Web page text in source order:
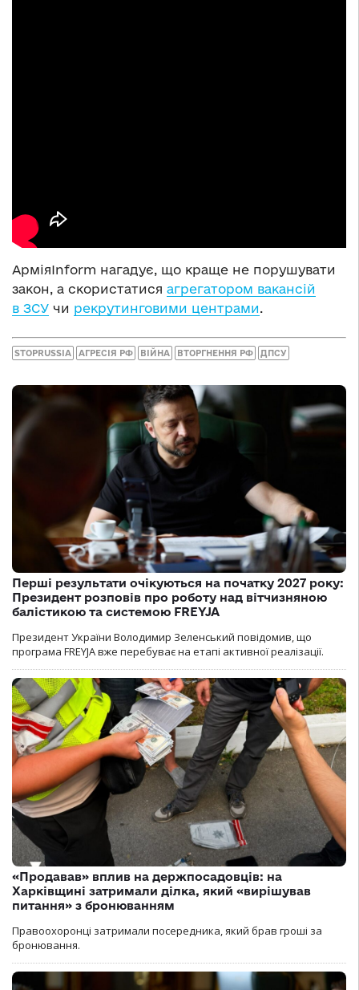
АрміяInform нагадує, що краще не порушувати
закон, а скористатися агрегатором вакансій
в ЗСУ чи рекрутинговими центрами.
STOPRUSSIA АГРЕСІЯ РФ ВІЙНА ВТОРГНЕННЯ РФ ДПСУ
Перші результати очікуються на початку 2027 року:
Президент розповів про роботу над вітчизняною
балістикою та системою FREYJA
Президент України Володимир Зеленський повідомив, що
програма FREYJA вже перебуває на етапі активної реалізації.
«Продавав» вплив на держпосадовців: на
Харківщині затримали ділка, який «вирішував
питання» з бронюванням
Правоохоронці затримали посередника, який брав гроші за
бронювання.